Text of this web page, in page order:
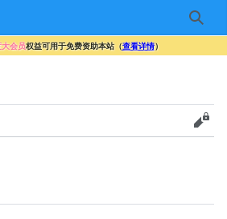
搜索
会员权益可用于免费资助本站（查看详情）
查看